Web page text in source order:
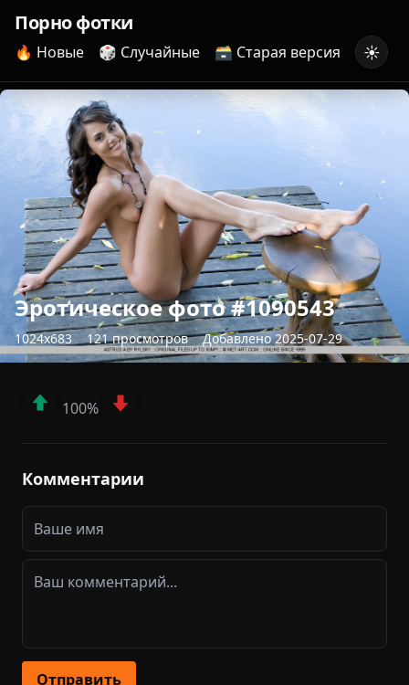
Порно фотки
🔥 Новые 🎲 Случайные 🗃️ Старая версия ☀️
Эротическое фото #1090543
1024x683 121 просмотров Добавлено 2025-07-29
100%
Комментарии
Отправить